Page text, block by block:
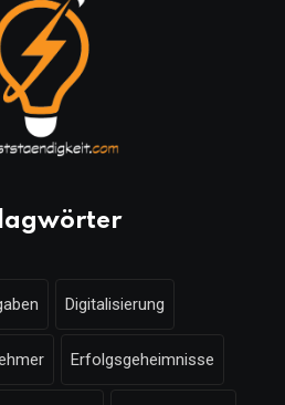
Digitalisierung
Erfolgsgeheimnisse